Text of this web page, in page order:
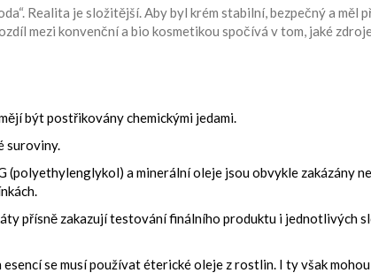
Realita je složitější. Aby byl krém stabilní, bezpečný a měl
mezi konvenční a bio kosmetikou spočívá v tom, jaké
být postřikovány chemickými jedami.
suroviny.
(polyethylenglykol) a minerální oleje jsou obvykle zakázány
přísně zakazují testování finálního produktu i jednotlivých
se musí používat éterické oleje z rostlin. I ty však